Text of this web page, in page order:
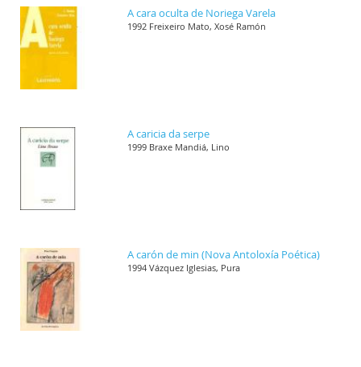
A cara oculta de Noriega Varela
1992 Freixeiro Mato, Xosé Ramón
A caricia da serpe
1999 Braxe Mandiá, Lino
A carón de min (Nova Antoloxía Poética)
1994 Vázquez Iglesias, Pura